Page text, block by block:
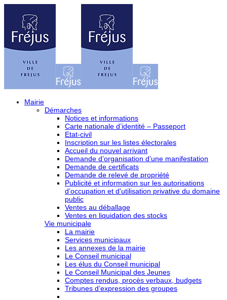
Mairie
Démarches
Notices et informations
Carte nationale d’identité – Passeport
Etat-civil
Inscription sur les listes électorales
Accueil du nouvel arrivant
Demande d’organisation d’une manifestation
Demande de certificats
Demande de relevé de propriété
Publicité et information sur les autorisations
d’occupation et d’utilisation privative du domaine
public
Ventes au déballage
Ventes en liquidation des stocks
Vie municipale
La mairie
Services municipaux
Les annexes de la mairie
Le Conseil municipal
Les élus du Conseil municipal
Le Conseil Municipal des Jeunes
Comptes rendus, procès verbaux, budgets
Tribunes d’expression des groupes